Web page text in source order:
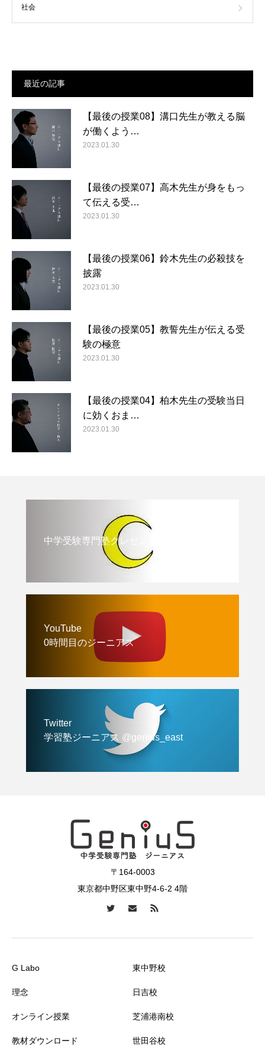
社会
最近の記事
【最後の授業08】溝口先生が教える脳
が働くよう…
2023.01.30
【最後の授業07】高木先生が身をもっ
て伝える受…
2023.01.30
【最後の授業06】鈴木先生の必殺技を
披露
2023.01.30
【最後の授業05】教誓先生が伝える受
験の極意
2023.01.30
【最後の授業04】柏木先生の受験当日
に効くおま…
2023.01.30
中学受験専門塾クレセント
YouTube
0時間目のジーニアス
Twitter
学習塾ジーニアス @genius_east
〒164-0003
東京都中野区東中野4-6-2 4階
G Labo
理念
オンライン授業
教材ダウンロード
東中野校
日吉校
芝浦港南校
世田谷校